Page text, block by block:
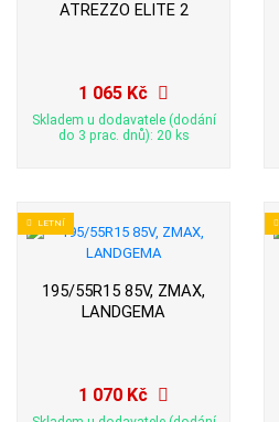
ATREZZO ELITE 2
1 065 Kč
Skladem u dodavatele (dodání
do 3 prac. dnů): 20 ks
LETNÍ
195/55R15 85V, ZMAX,
LANDGEMA
1 070 Kč